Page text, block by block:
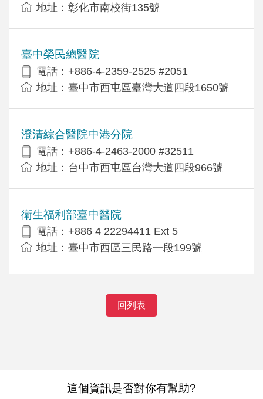
地址：彰化市南校街135號
臺中榮民總醫院
電話：+886-4-2359-2525 #2051
地址：臺中市西屯區臺灣大道四段1650號
澄清綜合醫院中港分院
電話：+886-4-2463-2000 #32511
地址：台中市西屯區台灣大道四段966號
衛生福利部臺中醫院
電話：+886 4 22294411 Ext 5
地址：臺中市西區三民路一段199號
回列表
這個資訊是否對你有幫助?